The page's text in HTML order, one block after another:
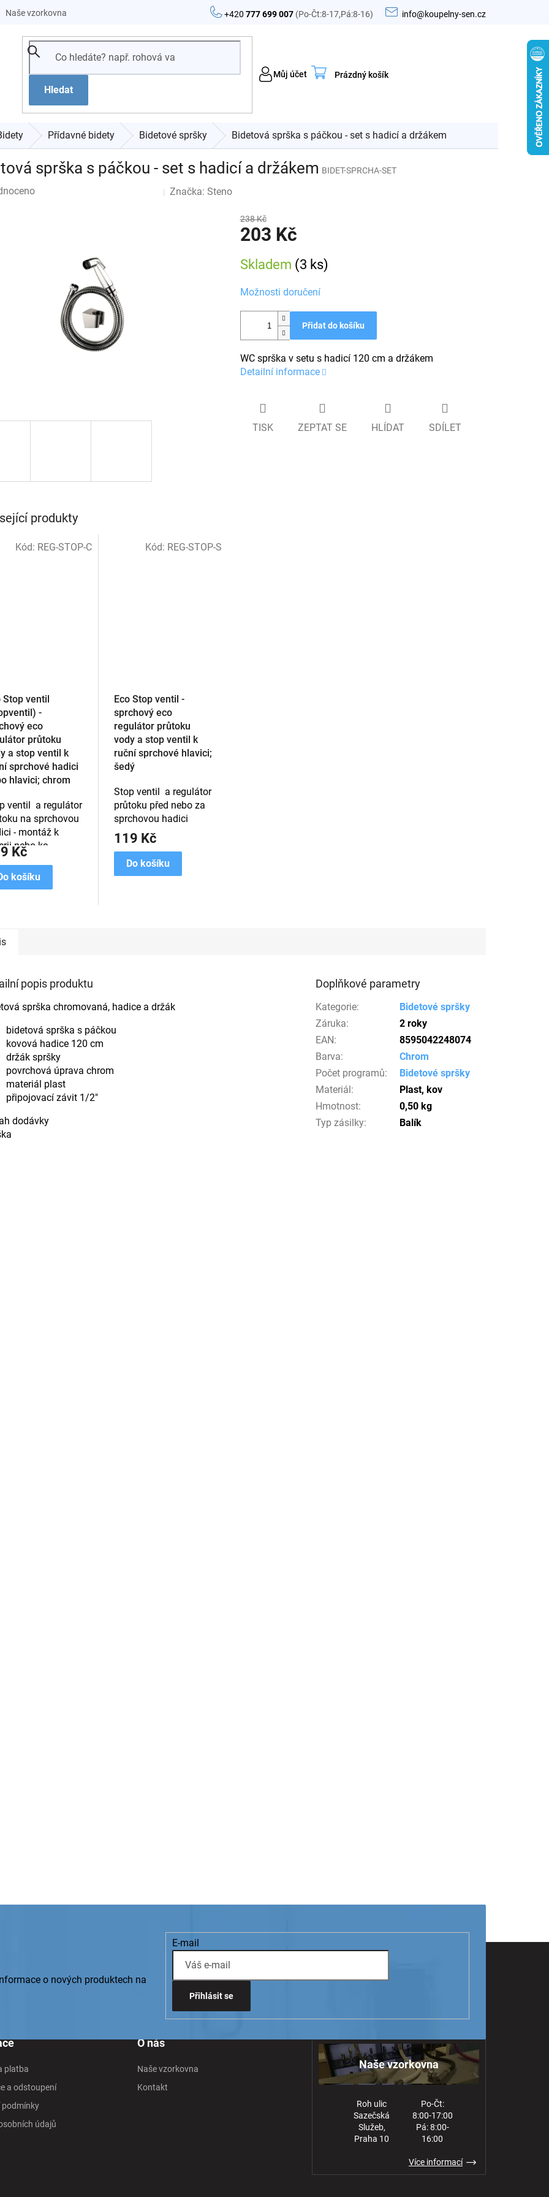
+420777 699 007 (Po-Čt:8-17,Pá:8-16) info@koupelny-sen.cz
Naše vzorkovna
Hledat
Můj účet
Nákupní
Prázdný košík
Přídavné bidety Bidetové spršky Bidetová sprška s páčkou - set s hadicí a držákem
sprška s páčkou - set s hadicí a držákem BIDET-SPRCHA-SET
Značka: Steno
238 Kč
203 Kč
Měrná
cena:
Skladem (3 ks)
Možnosti doručení
Přidat do košíku
WC sprška v setu s hadicí 120 cm a držákem
Detailní informace
TISK ZEPTAT SE HLÍDAT SDÍLET
produkty
Stop ventil
-
eco
průtoku
a stop ventil k
sprchové hadici
hlavici; chrom
Kč
košíku
ventil a regulátor
na sprchovou
- montáž k
nebo ke
růžici
Kód: REG-STOP-C
Eco Stop ventil -
sprchový eco
regulátor průtoku
vody a stop ventil k
ruční sprchové hlavici;
šedý
119 Kč
Do košíku
Stop ventil a regulátor
průtoku před nebo za
sprchovou hadici
Kód: REG-STOP-S
popis produktu
sprška chromovaná, hadice a držák
bidetová sprška s páčkou
kovová hadice 120 cm
držák spršky
povrchová úprava chrom
materiál plast
připojovací závit 1/2"
dodávky
Doplňkové parametry
Kategorie:
Bidetové spršky
Záruka:
2 roky
EAN:
8595042248074
Barva:
Chrom
Počet programů:
Bidetové spršky
Materiál:
Plast, kov
Hmotnost:
0,50 kg
Typ zásilky: Balík
platba
a odstoupení
podmínky
údajů
O nás
Naše vzorkovna
Kontakt
Naše vzorkovna
Roh ulic
Sazečská
Služeb,
Praha 10
Po-Čt:
8:00-17:00
Pá: 8:00-
16:00
Více informací
o nových produktech na
E-mail
Přihlásit se